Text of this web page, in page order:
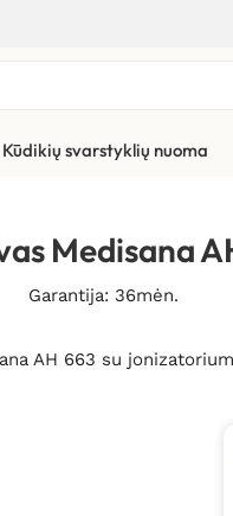
Kūdikių svarstyklių nuoma
Medisana
Garantija: 36mėn.
AH 663 su